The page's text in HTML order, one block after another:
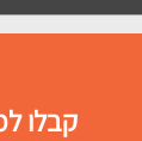
קבלו